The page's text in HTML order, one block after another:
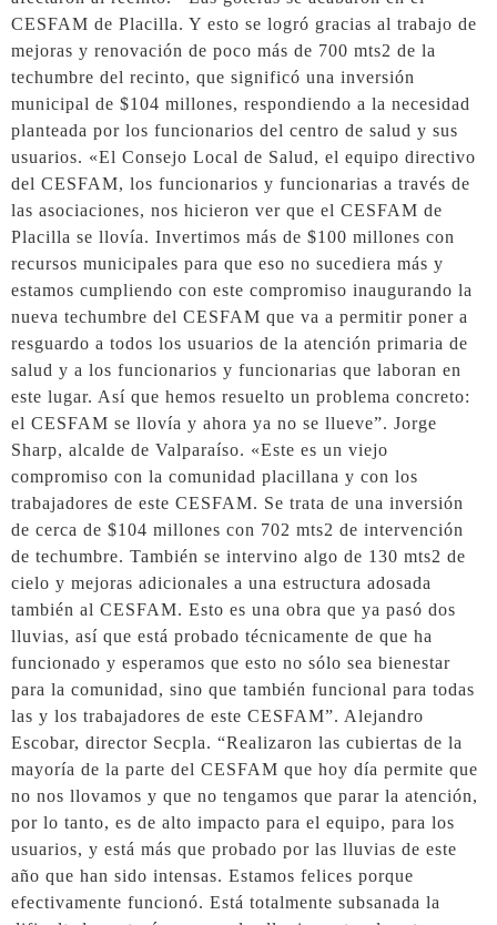
CESFAM de Placilla. Y esto se logró gracias al trabajo de
mejoras y renovación de poco más de 700 mts2 de la
techumbre del recinto, que significó una inversión
municipal de $104 millones, respondiendo a la necesidad
planteada por los funcionarios del centro de salud y sus
usuarios. «El Consejo Local de Salud, el equipo directivo
del CESFAM, los funcionarios y funcionarias a través de
las asociaciones, nos hicieron ver que el CESFAM de
Placilla se llovía. Invertimos más de $100 millones con
recursos municipales para que eso no sucediera más y
estamos cumpliendo con este compromiso inaugurando la
nueva techumbre del CESFAM que va a permitir poner a
resguardo a todos los usuarios de la atención primaria de
salud y a los funcionarios y funcionarias que laboran en
este lugar. Así que hemos resuelto un problema concreto:
el CESFAM se llovía y ahora ya no se llueve”. Jorge
Sharp, alcalde de Valparaíso. «Este es un viejo
compromiso con la comunidad placillana y con los
trabajadores de este CESFAM. Se trata de una inversión
de cerca de $104 millones con 702 mts2 de intervención
de techumbre. También se intervino algo de 130 mts2 de
cielo y mejoras adicionales a una estructura adosada
también al CESFAM. Esto es una obra que ya pasó dos
lluvias, así que está probado técnicamente de que ha
funcionado y esperamos que esto no sólo sea bienestar
para la comunidad, sino que también funcional para todas
las y los trabajadores de este CESFAM”. Alejandro
Escobar, director Secpla. “Realizaron las cubiertas de la
mayoría de la parte del CESFAM que hoy día permite que
no nos llovamos y que no tengamos que parar la atención,
por lo tanto, es de alto impacto para el equipo, para los
usuarios, y está más que probado por las lluvias de este
año que han sido intensas. Estamos felices porque
efectivamente funcionó. Está totalmente subsanada la